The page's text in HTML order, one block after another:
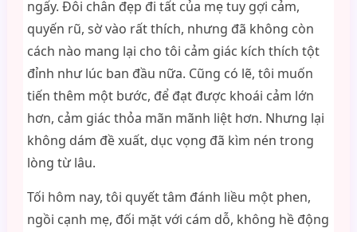
ngấy. Đôi chân đẹp đi tất của mẹ tuy gợi cảm,
quyến rũ, sờ vào rất thích, nhưng đã không còn
cách nào mang lại cho tôi cảm giác kích thích tột
đỉnh như lúc ban đầu nữa. Cũng có lẽ, tôi muốn
tiến thêm một bước, để đạt được khoái cảm lớn
hơn, cảm giác thỏa mãn mãnh liệt hơn. Nhưng lại
không dám đề xuất, dục vọng đã kìm nén trong
lòng từ lâu.
Tối hôm nay, tôi quyết tâm đánh liều một phen,
ngồi cạnh mẹ, đối mặt với cám dỗ, không hề động